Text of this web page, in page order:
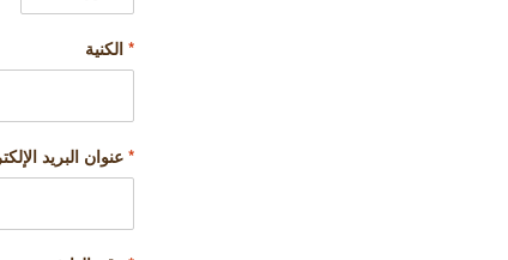
* الكنية
* عنوان البريد